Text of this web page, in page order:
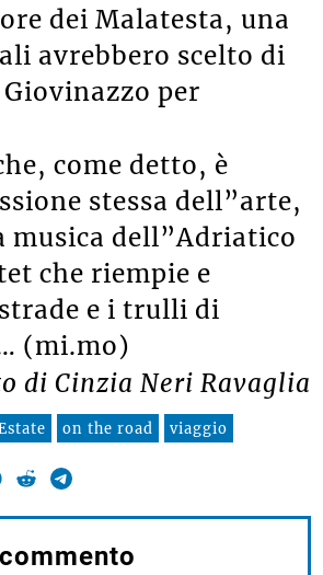
dei Malatesta, una
avrebbero scelto di
per
come detto, è
stessa dell”arte,
musica dell”Adriatico
che riempie e
e i trulli di
(mi.mo)
di Cinzia Neri Ravaglia
on the road viaggio